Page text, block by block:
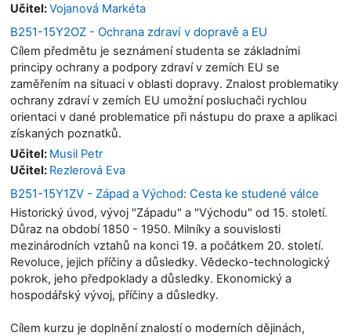
Učitel:Vojanová Markéta
B251-15Y2OZ - Ochrana zdraví v dopravě a EU
Cílem předmětu je seznámení studenta se základními
principy ochrany a podpory zdraví v zemích EU se
zaměřením na situaci v oblasti dopravy. Znalost problematiky
ochrany zdraví v zemích EU umožní posluchači rychlou
orientaci v dané problematice při nástupu do praxe a aplikaci
získaných poznatků.
Učitel: Musil Petr
Učitel: Rezlerová Eva
B251-15Y1ZV - Západ a Východ: Cesta ke studené válce
Historický úvod, vývoj "Západu" a "Východu" od 15. století.
Důraz na období 1850 - 1950. Milníky a souvislosti
mezinárodních vztahů na konci 19. a počátkem 20. století.
Revoluce, jejich příčiny a důsledky. Vědecko-technologický
pokrok, jeho předpoklady a důsledky. Ekonomický a
hospodářský vývoj, příčiny a důsledky.
Cílem kurzu je doplnění znalostí o moderních dějinách,